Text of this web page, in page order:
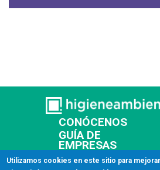
CONÓCENOS
GUÍA DE
EMPRESAS
CONTACTAR
Utilizamos cookies en este sitio para